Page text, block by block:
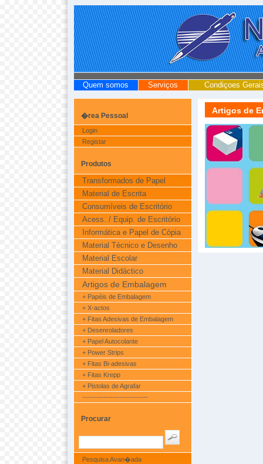
Quem somos Serviços Condiçoes
Artigos de
�rea Pessoal
Login
Registar
Produtos
Transformados de Papel
Material de Escrita
Consumíveis de Escritório
Acess. / Equip. de Escritório
Informática e Papel de Cópia
Material Técnico e Desenho
Material Escolar
Material Didáctico
Artigos de Embalagem
+ Papéis de Embalagem
+ X-actos
+ Fitas Adesivas de Embalagem
+ Desenroladores
+ Papel Autocolante
+ Power Strips
+ Fitas Bi-adesivas
+ Fitas Krepp
+ Pistolas de Agrafar
----------------------------
Procurar
Pesquisa Avan�ada